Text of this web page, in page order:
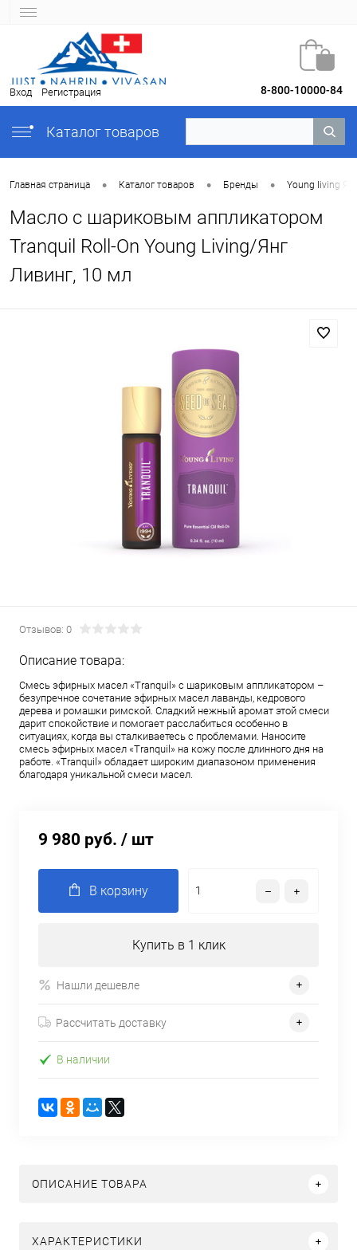
Вход Регистрация 8-800-10000-84
Каталог товаров
Главная страница • Каталог товаров • Бренды • Young Iiving
Масло с шариковым аппликатором
Tranquil Roll-On Young Living/Янг
Ливинг, 10 мл
Отзывов: 0
Описание товара:
Смесь эфирных масел «Tranquil» с шариковым аппликатором –
безупречное сочетание эфирных масел лаванды, кедрового
дерева и ромашки римской. Сладкий нежный аромат этой смеси
дарит спокойствие и помогает расслабиться особенно в
ситуациях, когда вы сталкиваетесь с проблемами. Наносите
смесь эфирных масел «Tranquil» на кожу после длинного дня на
работе. «Tranquil» обладает широким диапазоном применения
благодаря уникальной смеси масел.
9 980 руб. / шт
В корзину
Купить в 1 клик
Нашли дешевле
Рассчитать доставку
В наличии
ОПИСАНИЕ ТОВАРА
ХАРАКТЕРИСТИКИ